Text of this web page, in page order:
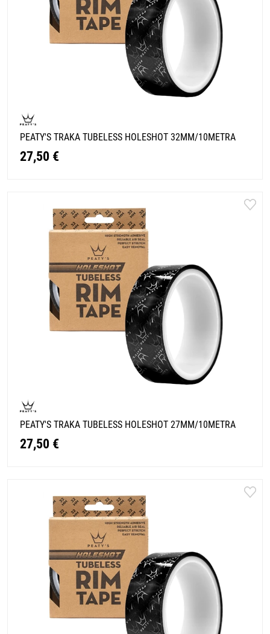
PEATY'S TRAKA TUBELESS HOLESHOT 32MM/10METRA
27,50 €
PEATY'S TRAKA TUBELESS HOLESHOT 27MM/10METRA
27,50 €